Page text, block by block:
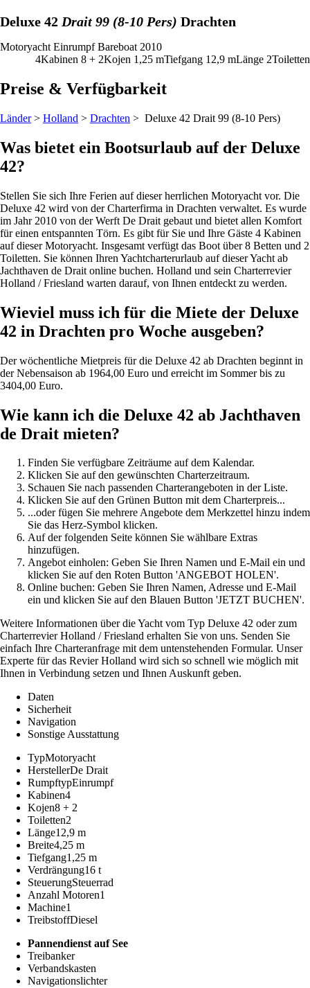
Deluxe 42 Drait 99 (8-10 Pers) Drachten
Motoryacht Einrumpf Bareboat 2010
4Kabinen 8 + 2Kojen 1,25 mTiefgang 12,9 mLänge 2Toiletten
Preise & Verfügbarkeit
Länder> Holland > Drachten > Deluxe 42 Drait 99 (8-10 Pers)
Was bietet ein Bootsurlaub auf der Deluxe
42?
Stellen Sie sich Ihre Ferien auf dieser herrlichen Motoryacht vor. Die
Deluxe 42 wird von der Charterfirma in Drachten verwaltet. Es wurde
im Jahr 2010 von der Werft De Drait gebaut und bietet allen Komfort
für einen entspannten Törn. Es gibt für Sie und Ihre Gäste 4 Kabinen
auf dieser Motoryacht. Insgesamt verfügt das Boot über 8 Betten und 2
Toiletten. Sie können Ihren Yachtcharterurlaub auf dieser Yacht ab
Jachthaven de Drait online buchen. Holland und sein Charterrevier
Holland / Friesland warten darauf, von Ihnen entdeckt zu werden.
Wieviel muss ich für die Miete der Deluxe
42 in Drachten pro Woche ausgeben?
Der wöchentliche Mietpreis für die Deluxe 42 ab Drachten beginnt in
der Nebensaison ab 1964,00 Euro und erreicht im Sommer bis zu
3404,00 Euro.
Wie kann ich die Deluxe 42 ab Jachthaven
de Drait mieten?
Finden Sie verfügbare Zeiträume auf dem Kalendar.
Klicken Sie auf den gewünschten Charterzeitraum.
Schauen Sie nach passenden Charterangeboten in der Liste.
Klicken Sie auf den Grünen Button mit dem Charterpreis...
...oder fügen Sie mehrere Angebote dem Merkzettel hinzu indem
Sie das Herz-Symbol klicken.
Auf der folgenden Seite können Sie wählbare Extras
hinzufügen.
Angebot einholen: Geben Sie Ihren Namen und E-Mail ein und
klicken Sie auf den Roten Button 'ANGEBOT HOLEN'.
Online buchen: Geben Sie Ihren Namen, Adresse und E-Mail
ein und klicken Sie auf den Blauen Button 'JETZT BUCHEN'.
Weitere Informationen über die Yacht vom Typ Deluxe 42 oder zum
Charterrevier Holland / Friesland erhalten Sie von uns. Senden Sie
einfach Ihre Charteranfrage mit dem untenstehenden Formular. Unser
Experte für das Revier Holland wird sich so schnell wie möglich mit
Ihnen in Verbindung setzen und Ihnen Auskunft geben.
Daten
Sicherheit
Navigation
Sonstige Ausstattung
TypMotoryacht
HerstellerDe Drait
RumpftypEinrumpf
Kabinen4
Kojen8 + 2
Toiletten2
Länge12,9 m
Breite4,25 m
Tiefgang1,25 m
Verdrängung16 t
SteuerungSteuerrad
Anzahl Motoren1
Machine1
TreibstoffDiesel
Pannendienst auf See
Treibanker
Verbandskasten
Navigationslichter